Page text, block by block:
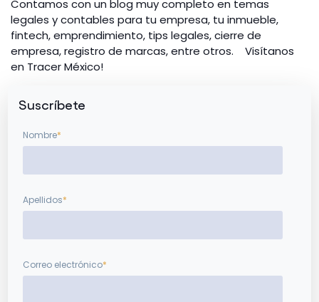
Contamos con un blog muy completo en temas
legales y contables para tu empresa, tu inmueble,
fintech, emprendimiento, tips legales, cierre de
empresa, registro de marcas, entre otros. Visítanos
en Tracer México!
Suscríbete
Nombre*
Apellidos*
Correo electrónico*